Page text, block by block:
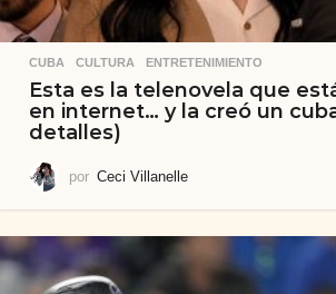
CUBA ,CULTURA ,ENTRETENIMIENTO
Esta es la telenovela que
en internet… y la creó un
detalles)
por Ceci Villanelle